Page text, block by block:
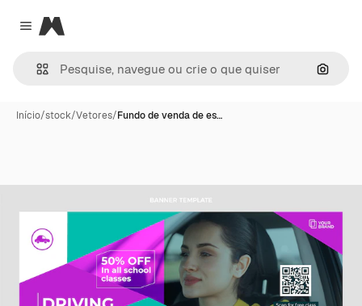
Close menu
Magnific
Início/stock/Vetores/Fundo de venda de es…